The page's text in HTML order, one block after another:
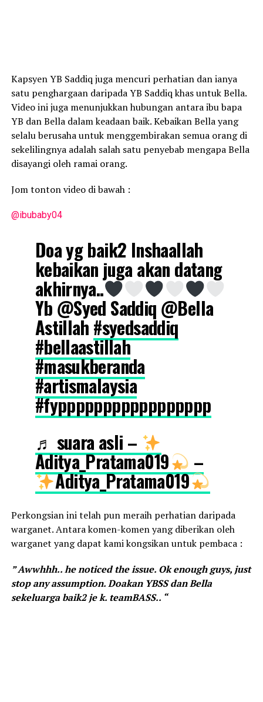
Kapsyen YB Saddiq juga mencuri perhatian dan ianya
satu penghargaan daripada YB Saddiq khas untuk Bella.
Video ini juga menunjukkan hubungan antara ibu bapa
YB dan Bella dalam keadaan baik. Kebaikan Bella yang
selalu berusaha untuk menggembirakan semua orang di
sekelilingnya adalah salah satu penyebab mengapa Bella
disayangi oleh ramai orang.
Jom tonton video di bawah :
@ibubaby04
Doa yg baik2 Inshaallah
kebaikan juga akan datang
akhirnya..
Yb @Syed Saddiq @Bella
Astillah #syedsaddiq
#bellaastillah
#masukberanda
#artismalaysia
#fyppppppppppppppppp
♬ suara asli –
Aditya_Pratama019 –
Aditya_Pratama019
Perkongsian ini telah pun meraih perhatian daripada
warganet. Antara komen-komen yang diberikan oleh
warganet yang dapat kami kongsikan untuk pembaca :
” Awwhhh.. he noticed the issue. Ok enough guys, just
stop any assumption. Doakan YBSS dan Bella
sekeluarga baik2 je k. teamBASS.. “